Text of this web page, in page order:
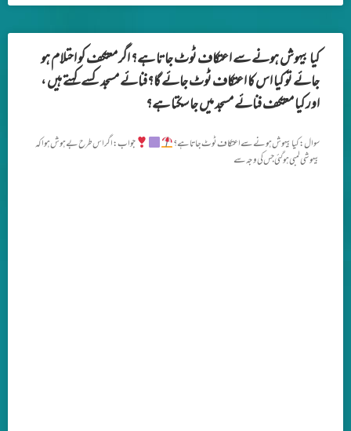
کیا بیہوش ہونے سے اعتکاف ٹوٹ جاتا ہے؟ اگر معتکف کو احتلام ہو
جائے تو کیا اس کا اعتکاف ٹوٹ جائے گا؟فنائے مسجد کسے کہتے ہیں ،
اور کیا معتکف فنائے مسجد میں جا سکتا ہے؟
سوال: کیا بیہوش ہونے سے اعتکاف ٹوٹ جاتا ہے؟
جواب: اگر اس طرح بے ہوش ہوا کہ
بیہوشی لمبی ہو گئی جس کی وجہ سے